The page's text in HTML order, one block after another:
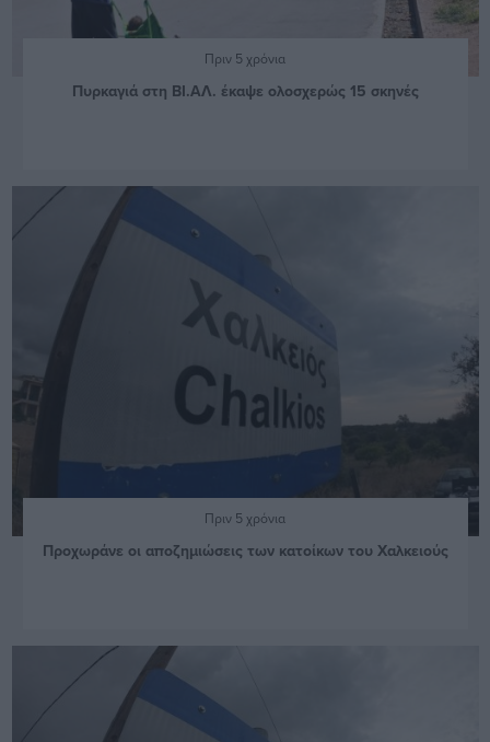
Πριν 5 χρόνια
Πυρκαγιά στη ΒΙ.ΑΛ. έκαψε ολοσχερώς 15 σκηνές
Πριν 5 χρόνια
Προχωράνε οι αποζημιώσεις των κατοίκων του Χαλκειούς